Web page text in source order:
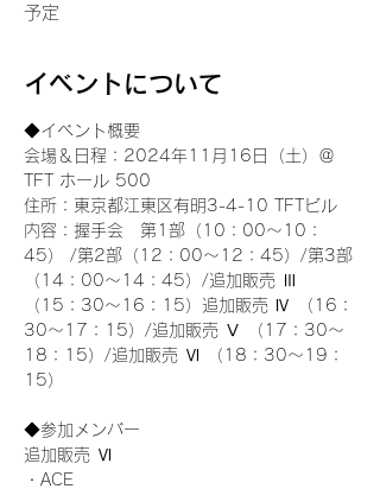
予定
イベントについて
◆イベント概要
会場＆日程：2024年11月16日（土）＠
TFT ホール 500
住所：東京都江東区有明3-4-10 TFTビル
内容：握手会　第1部（10：00～10：
45） /第2部（12：00～12：45）/第3部
（14：00～14：45）/追加販売 Ⅲ
（15：30～16：15）追加販売 Ⅳ （16：
30～17：15）/追加販売 Ⅴ （17：30～
18：15）/追加販売 Ⅵ （18：30～19：
15）
◆参加メンバー
追加販売 Ⅵ
・ACE